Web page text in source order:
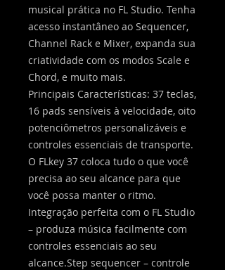
musical prática no FL Studio. Tenha
acesso instantâneo ao Sequencer,
Channel Rack e Mixer, expanda sua
criatividade com os modos Scale e
Chord, e muito mais.
Principais Características: 37 teclas,
16 pads sensíveis à velocidade, oito
potenciômetros personalizáveis e
controles essenciais de transporte.
O FLkey 37 coloca tudo o que você
precisa ao seu alcance para que
você possa manter o ritmo.
Integração perfeita com o FL Studio
– produza música facilmente com
controles essenciais ao seu
alcance.Step sequencer – controle